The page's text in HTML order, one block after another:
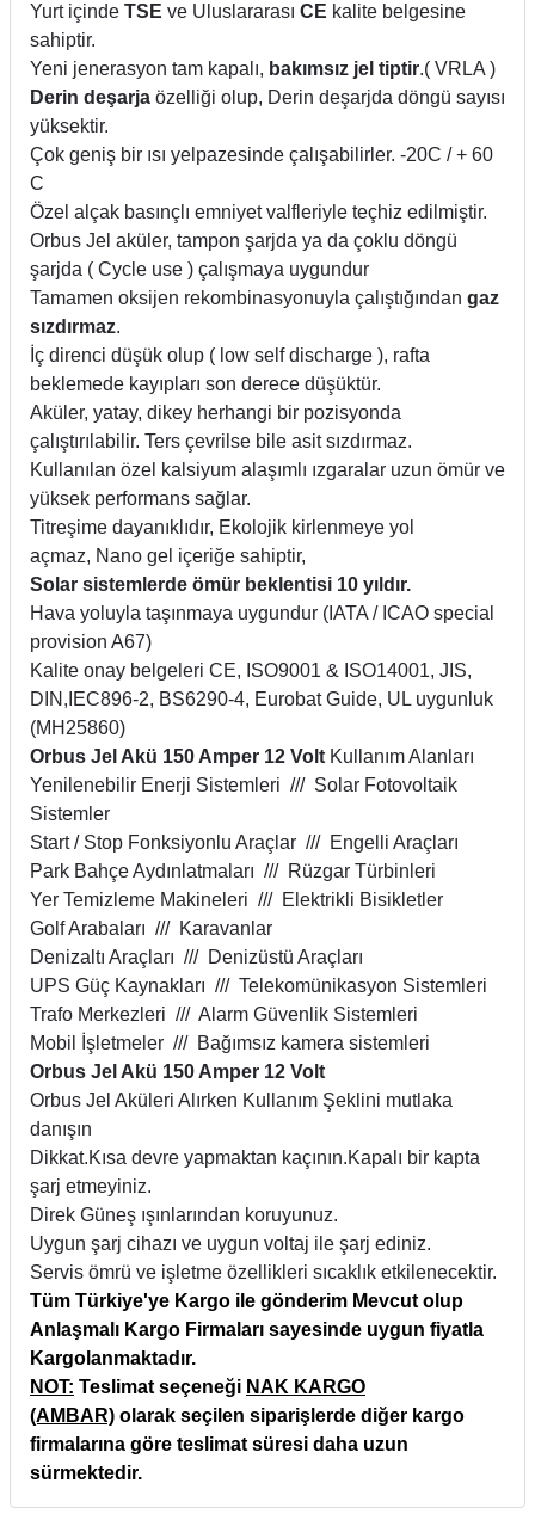
Yurt içinde TSE ve Uluslararası CE kalite belgesine
sahiptir.
Yeni jenerasyon tam kapalı, bakımsız jel tiptir.( VRLA )
Derin deşarja özelliği olup, Derin deşarjda döngü sayısı
yüksektir.
Çok geniş bir ısı yelpazesinde çalışabilirler. -20C / + 60
C
Özel alçak basınçlı emniyet valfleriyle teçhiz edilmiştir.
Orbus Jel aküler, tampon şarjda ya da çoklu döngü
şarjda ( Cycle use ) çalışmaya uygundur
Tamamen oksijen rekombinasyonuyla çalıştığından gaz
sızdırmaz.
İç direnci düşük olup ( low self discharge ), rafta
beklemede kayıpları son derece düşüktür.
Aküler, yatay, dikey herhangi bir pozisyonda
çalıştırılabilir. Ters çevrilse bile asit sızdırmaz.
Kullanılan özel kalsiyum alaşımlı ızgaralar uzun ömür ve
yüksek performans sağlar.
Titreşime dayanıklıdır, Ekolojik kirlenmeye yol
açmaz, Nano gel içeriğe sahiptir,
Solar sistemlerde ömür beklentisi 10 yıldır.
Hava yoluyla taşınmaya uygundur (IATA / ICAO special
provision A67)
Kalite onay belgeleri CE, ISO9001 & ISO14001, JIS,
DIN,IEC896-2, BS6290-4, Eurobat Guide, UL uygunluk
(MH25860)
Orbus Jel Akü 150 Amper 12 Volt Kullanım Alanları
Yenilenebilir Enerji Sistemleri /// Solar Fotovoltaik
Sistemler
Start / Stop Fonksiyonlu Araçlar /// Engelli Araçları
Park Bahçe Aydınlatmaları /// Rüzgar Türbinleri
Yer Temizleme Makineleri /// Elektrikli Bisikletler
Golf Arabaları /// Karavanlar
Denizaltı Araçları /// Denizüstü Araçları
UPS Güç Kaynakları /// Telekomünikasyon Sistemleri
Trafo Merkezleri /// Alarm Güvenlik Sistemleri
Mobil İşletmeler /// Bağımsız kamera sistemleri
Orbus Jel Akü 150 Amper 12 Volt
Orbus Jel Aküleri Alırken Kullanım Şeklini mutlaka
danışın
Dikkat.Kısa devre yapmaktan kaçının.Kapalı bir kapta
şarj etmeyiniz.
Direk Güneş ışınlarından koruyunuz.
Uygun şarj cihazı ve uygun voltaj ile şarj ediniz.
Servis ömrü ve işletme özellikleri sıcaklık etkilenecektir.
Tüm Türkiye'ye Kargo ile gönderim Mevcut olup
Anlaşmalı Kargo Firmaları sayesinde uygun fiyatla
Kargolanmaktadır.
NOT: Teslimat seçeneği NAK KARGO
(AMBAR) olarak seçilen siparişlerde diğer kargo
firmalarına göre teslimat süresi daha uzun
sürmektedir.